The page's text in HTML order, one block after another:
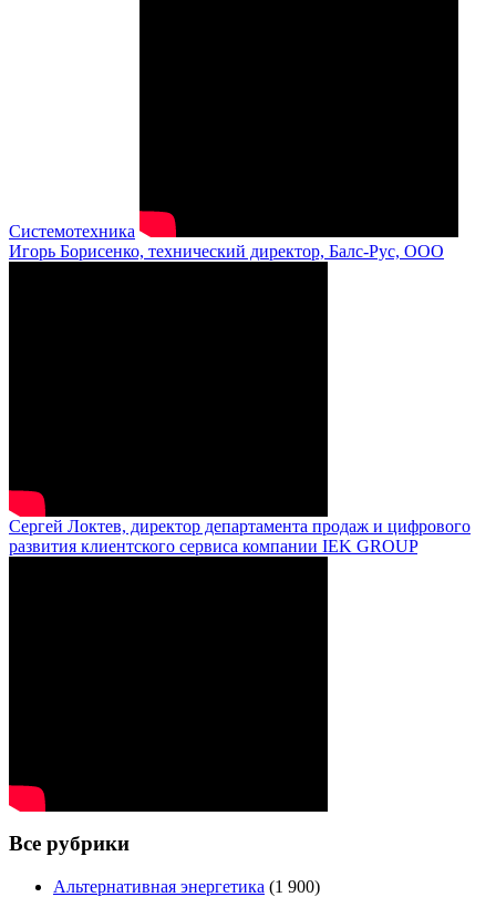
Системотехника
Игорь Борисенко, технический директор, Балс-Рус, ООО
Сергей Локтев, директор департамента продаж и цифрового
развития клиентского сервиса компании IEK GROUP
Все рубрики
Альтернативная энергетика (1 900)